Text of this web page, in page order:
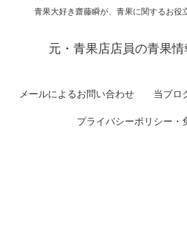
青果大好き齋藤瞬が、青果に関するお役
元・青果店店員の青果
メールによるお問い合わせ